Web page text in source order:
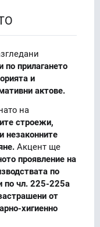
по прилагането
и
актове.
на
строежи,
незаконните
Акцент ще
проявление на
по
по чл. 225-225а
от
хигиенно